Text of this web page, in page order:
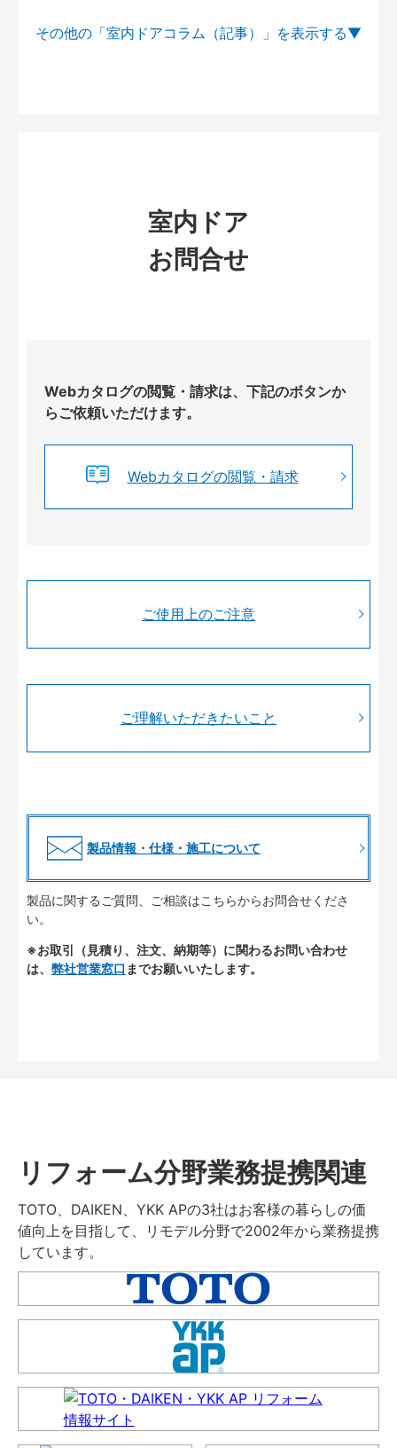
その他の「室内ドアコラム（記事）」を
室内ドア
お問合せ
Webカタログの閲覧・請求は、下記のボタンか
らご依頼いただけます。
Webカタログの閲覧・請求
ご使用上のご注意
ご理解いただきたいこと
製品情報・仕様・施工について
製品に関するご質問、ご相談はこちらからお問合せくださ
い。
※お取引（見積り、注文、納期等）に関わるお問い合わせ
は、 弊社営業窓口 までお願いいたします。
リフォーム分野業務提携関連
TOTO、DAIKEN、YKK APの3社はお客様の暮らしの価
値向上を目指して、リモデル分野で2002年から業務提携
しています。